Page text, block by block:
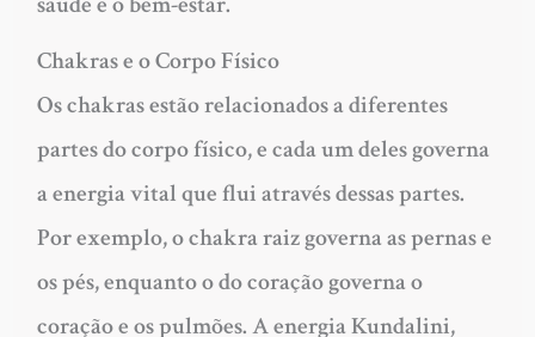
Chakras e o Corpo Físico
Os chakras estão relacionados a diferentes
partes do corpo físico, e cada um deles governa
a energia vital que flui através dessas partes.
Por exemplo, o chakra raiz governa as pernas e
os pés, enquanto o do coração governa o
coração e os pulmões. A energia Kundalini,